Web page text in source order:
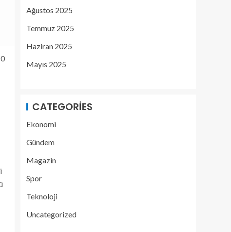
Ağustos 2025
Temmuz 2025
Haziran 2025
Mayıs 2025
CATEGORIES
Ekonomi
Gündem
Magazin
Spor
Teknoloji
Uncategorized